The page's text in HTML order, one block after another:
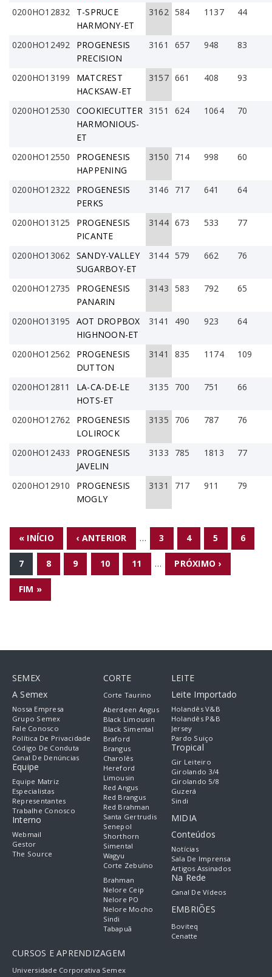
0200HO12832
T-SPRUCE
HARMONY-ET
3162 584 1137 44
0200HO12492
PROGENESIS
PRECISION
3161 657 948 83
0200HO13199
MATCREST
HACKSAW-ET
3157 661 408 93
0200HO12530
COOKIECUTTER
HARMONIOUS-
ET
3151 624 1064 70
0200HO12550
PROGENESIS
HAPPENING
3150 714 998 60
0200HO12322
PROGENESIS
PERKS
3146 717 641 64
0200HO13125
PROGENESIS
PICANTE
3144 673 533 77
0200HO13062
SANDY-VALLEY
SUGARBOY-ET
3144 579 662 76
0200HO12735
PROGENESIS
PANARIN
3143 583 792 65
0200HO13195
AOT DROPBOX
HIGHNOON-ET
3141 490 923 64
0200HO12562
PROGENESIS
DUTTON
3141 835 1174 109
0200HO12811
LA-CA-DE-LE
HOTS-ET
3135 700 751 66
0200HO12762
PROGENESIS
LOLIROCK
3135 706 787 76
0200HO12433
PROGENESIS
JAVELIN
3133 785 1813 77
0200HO12910
PROGENESIS
MOGLY
3131 717 911 79
« INÍCIO ‹ ANTERIOR … 3 4 5 6
7 8 9 10 11 … PRÓXIMO ›
FIM »
SEMEX
A Semex
Nossa Empresa
Grupo Semex
Fale Conosco
Política De Privacidade
Código De Conduta
Canal De Denúncias
Equipe
Equipe Matriz
Especialistas
Representantes
Trabalhe Conosco
Interno
Webmail
Gestor
The Source
CORTE
Corte Taurino
Aberdeen Angus
Black Limousin
Black Simental
Braford
Brangus
Charolês
Hereford
Limousin
Red Angus
Red Brangus
Red Brahman
Santa Gertrudis
Senepol
Shorthorn
Simental
Wagyu
Corte Zebuíno
Brahman
Nelore Ceip
Nelore PO
Nelore Mocho
Sindi
Tabapuã
LEITE
Leite Importado
Holandês V&B
Holandês P&B
Jersey
Pardo Suiço
Tropical
Gir Leiteiro
Girolando 3/4
Girolando 5/8
Guzerá
Sindi
MIDIA
Conteúdos
Notícias
Sala De Imprensa
Artigos Assinados
Na Rede
Canal De Vídeos
EMBRIÕES
Boviteq
Cenatte
CURSOS E APRENDIZAGEM
Universidade Corporativa Semex